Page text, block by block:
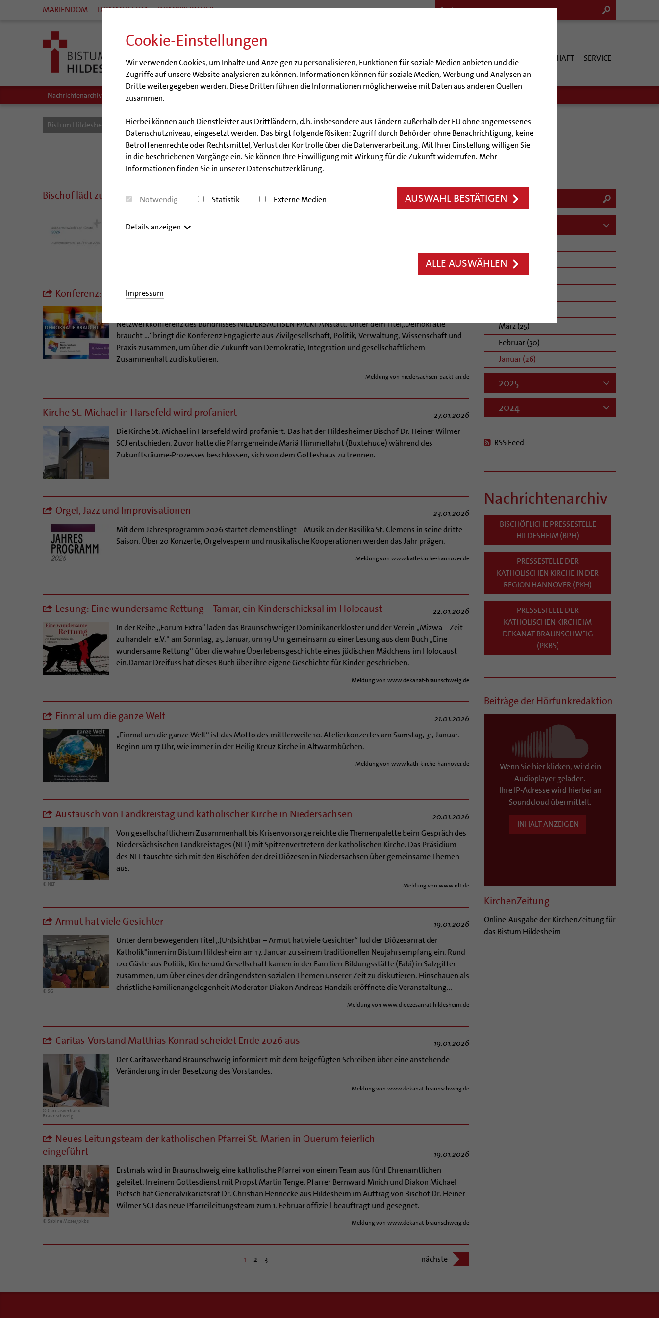
Cookie-Einstellungen
Wir verwenden Cookies, um Inhalte und Anzeigen zu personalisieren, Funktionen für soziale Medien anbieten und die
Zugriffe auf unsere Website analysieren zu können. Informationen können für soziale Medien, Werbung und Analysen an
Dritte weitergegeben werden. Diese Dritten führen die Informationen möglicherweise mit Daten aus anderen Quellen
zusammen.
Hierbei können auch Dienstleister aus Drittländern, d.h. insbesondere aus Ländern außerhalb der EU ohne angemessenes
Datenschutzniveau, eingesetzt werden. Das birgt folgende Risiken: Zugriff durch Behörden ohne Benachrichtigung, keine
Betroffenenrechte oder Rechtsmittel, Verlust der Kontrolle über die Datenverarbeitung. Mit Ihrer Einstellung willigen Sie
in die beschriebenen Vorgänge ein. Sie können Ihre Einwilligung mit Wirkung für die Zukunft widerrufen. Mehr
Informationen finden Sie in unsererDatenschutzerklärung.
Notwendig Statistik Externe Medien AUSWAHL BESTÄTIGEN
Details anzeigen
ALLE AUSWÄHLEN
Impressum
MARIENDOM DOMMUSEUM DOMBIBLIOTHEK
BISTUM BERATUNG & HILFE BILDUNG & KULTUR KIRCHE & GESELLSCHAFT SERVICE
Nachrichtenarchiv Audio/Podcasts
Bistum Hildesheim Bistum Nachrichten
Nachrichten aus dem Bistum Hildesheim
Bischof lädt zum Aschermittwoch der Künste ein
29.01.2026
Februar 2026, in die Kultureinrichtungen des Bistums am Domhof in Hildesheim ein. Auf dem Programm
Konferenz: „Demokratie braucht …“ in Hannover
Netzwerkkonferenz des Bündnisses NIEDERSACHSEN PACKT ANstatt. Unter dem Titel„Demokratie
braucht …“bringt die Konferenz Engagierte aus Zivilgesellschaft, Politik, Verwaltung, Wissenschaft und
Praxis zusammen, um über die Zukunft von Demokratie, Integration und gesellschaftlichem
Zusammenhalt zu diskutieren.
Meldung von niedersachsen-packt-an.de
Kirche St. Michael in Harsefeld wird profaniert
27.01.2026
Die Kirche St. Michael in Harsefeld wird profaniert. Das hat der Hildesheimer Bischof Dr. Heiner Wilmer
SCJ entschieden. Zuvor hatte die Pfarrgemeinde Mariä Himmelfahrt (Buxtehude) während des
Zukunftsräume-Prozesses beschlossen, sich von dem Gotteshaus zu trennen.
Orgel, Jazz und Improvisationen
23.01.2026
Mit dem Jahresprogramm 2026 startet clemensklingt – Musik an der Basilika St. Clemens in seine dritte
Saison. Über 20 Konzerte, Orgelvespern und musikalische Kooperationen werden das Jahr prägen.
Meldung von www.kath-kirche-hannover.de
Lesung: Eine wundersame Rettung – Tamar, ein Kinderschicksal im Holocaust
22.01.2026
In der Reihe „Forum Extra“ laden das Braunschweiger Dominikanerkloster und der Verein „Mizwa – Zeit
zu handeln e.V.“ am Sonntag, 25. Januar, um 19 Uhr gemeinsam zu einer Lesung aus dem Buch „Eine
wundersame Rettung“ über die wahre Überlebensgeschichte eines jüdischen Mädchens im Holocaust
ein.Damar Dreifuss hat dieses Buch über ihre eigene Geschichte für Kinder geschrieben.
Meldung von www.dekanat-braunschweig.de
Einmal um die ganze Welt
21.01.2026
„Einmal um die ganze Welt“ ist das Motto des mittlerweile 10. Atelierkonzertes am Samstag, 31, Januar.
Beginn um 17 Uhr, wie immer in der Heilig Kreuz Kirche in Altwarmbüchen.
Meldung von www.kath-kirche-hannover.de
Austausch von Landkreistag und katholischer Kirche in Niedersachsen 20.01.2026
© NLT
Von gesellschaftlichem Zusammenhalt bis Krisenvorsorge reichte die Themenpalette beim Gespräch des
Niedersächsischen Landkreistages (NLT) mit Spitzenvertretern der katholischen Kirche. Das Präsidium
des NLT tauschte sich mit den Bischöfen der drei Diözesen in Niedersachsen über gemeinsame Themen
aus.
Meldung von www.nlt.de
Armut hat viele Gesichter 19.01.2026
© SG
Unter dem bewegenden Titel „(Un)sichtbar – Armut hat viele Gesichter“ lud der Diözesanrat der
Katholik*innen im Bistum Hildesheim am 17. Januar zu seinem traditionellen Neujahrsempfang ein. Rund
120 Gäste aus Politik, Kirche und Gesellschaft kamen in der Familien-Bildungsstätte (Fabi) in Salzgitter
zusammen, um über eines der drängendsten sozialen Themen unserer Zeit zu diskutieren. Hinschauen als
christliche Familienangelegenheit Moderator Diakon Andreas Handzik eröffnete die Veranstaltung...
Meldung von www.dioezesanrat-hildesheim.de
Caritas-Vorstand Matthias Konrad scheidet Ende 2026 aus 19.01.2026
© Caritasverband
Braunschweig
Der Caritasverband Braunschweig informiert mit dem beigefügten Schreiben über eine anstehende
Veränderung in der Besetzung des Vorstandes.
Meldung von www.dekanat-braunschweig.de
Neues Leitungsteam der katholischen Pfarrei St. Marien in Querum feierlich
eingeführt
19.01.2026
© Sabine Moser/pkbs
Erstmals wird in Braunschweig eine katholische Pfarrei von einem Team aus fünf Ehrenamtlichen
geleitet. In einem Gottesdienst mit Propst Martin Tenge, Pfarrer Bernward Mnich und Diakon Michael
Pietsch hat Generalvikariatsrat Dr. Christian Hennecke aus Hildesheim im Auftrag von Bischof Dr. Heiner
Wilmer SCJ das neue Pfarreileitungsteam zum 1. Februar offiziell beauftragt und gesegnet.
Meldung von www.dekanat-braunschweig.de
1 2 3 nächste
Juli (19)
Juni (32)
März (25)
Februar (30)
Januar (26)
2025
2024
RSS Feed
Nachrichtenarchiv
BISCHÖFLICHE PRESSESTELLE
HILDESHEIM (BPH)
PRESSESTELLE DER
KATHOLISCHEN KIRCHE IN DER
REGION HANNOVER (PKH)
PRESSESTELLE DER
KATHOLISCHEN KIRCHE IM
DEKANAT BRAUNSCHWEIG
(PKBS)
Beiträge der Hörfunkredaktion
Wenn Sie hier klicken, wird ein
Audioplayer geladen.
Ihre IP-Adresse wird hierbei an
Soundcloud übermittelt.
INHALT ANZEIGEN
KirchenZeitung
Online-Ausgabe der KirchenZeitung für
das Bistum Hildesheim